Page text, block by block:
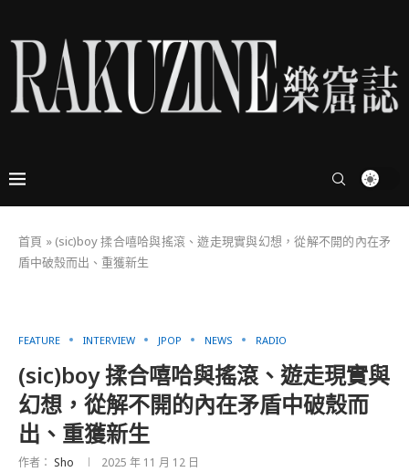
首頁 » (sic)boy 揉合嘻哈與搖滾、遊走現實與幻想，從解不開的內在矛
盾中破殼而出、重獲新生
FEATURE INTERVIEW JPOP NEWS RADIO
(sic)boy 揉合嘻哈與搖滾、遊走現實與
幻想，從解不開的內在矛盾中破殼而
出、重獲新生
作者： Sho 2025 年 11 月 12 日